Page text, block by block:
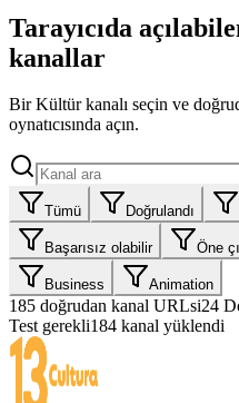
Tarayıcıda
kanallar
Bir Kültür kanalı seçin ve
oynatıcısında açın.
Tümü Doğrulandı
Başarısız olabilir Öne
Business Animation
185 doğrudan kanal URLsi24
Test gerekli184 kanal yüklendi